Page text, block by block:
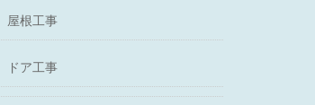
屋根工事
ドア工事